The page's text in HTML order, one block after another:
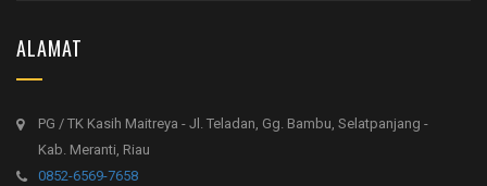
ALAMAT
PG / TK Kasih Maitreya - Jl. Teladan, Gg. Bambu, Selatpanjang -
Kab. Meranti, Riau
0852-6569-7658